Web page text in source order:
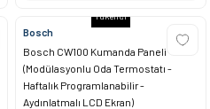
Tükendi
Bosch
Bosch CW100 Kumanda Paneli
(Modülasyonlu Oda Termostatı -
Haftalık Programlanabilir -
Aydınlatmalı LCD Ekran)